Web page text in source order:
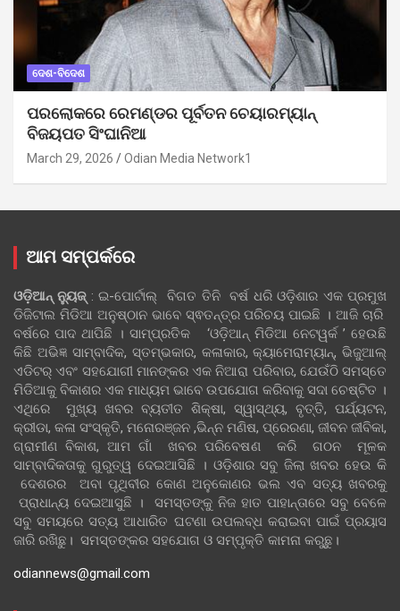
ଦେଶ-ବିଦେଶ
ପରଲୋକରେ ରେମଣ୍ଡର ପୂର୍ବତନ ଚେୟାରମ୍ୟାନ୍
ବିଜୟପତ ସିଂଘାନିଆ
March 29, 2026 Odian Media Network1
ଆମ ସମ୍ପର୍କରେ
ଓଡ଼ିଆନ୍‍ ନ୍ୟୁଜ୍‍: ଇ-ପୋର୍ଟାଲ୍ ବିଗତ ତିନି ବର୍ଷ ଧରି ଓଡ଼ିଶାର ଏକ ପ୍ରମୁଖ
ଡିଜିଟାଲ ମିଡିଆ ଅନୁଷ୍ଠାନ ଭାବେ ସ୍ଵତନ୍ତ୍ର ପରିଚୟ ପାଇଛି । ଆଜି ଚାରି
ବର୍ଷରେ ପାଦ ଥାପିଛି । ସାମ୍ପ୍ରତିକ ‘ଓଡ଼ିଆନ୍‍ ମିଡିଆ ନେଟୱର୍କ ’ ହେଉଛି
କିଛି ଅଭିଜ୍ଞ ସାମ୍ବାଦିକ, ସ୍ତମ୍ଭକାର, କଳାକାର, କ୍ୟାମେରାମ୍ୟାନ୍, ଭିଜୁଆଲ୍
ଏଡିଟର୍ ଏବଂ ସହଯୋଗୀ ମାନଙ୍କର ଏକ ନିଆରା ପରିବାର, ଯେଉଁଠି ସମସ୍ତେ
ମିଡିଆକୁ ବିକାଶର ଏକ ମାଧ୍ୟମ ଭାବେ ଉପଯୋଗ କରିବାକୁ ସଦା ଚେଷ୍ଟିତ ।
ଏଥିରେ ମୁଖ୍ୟ ଖବର ବ୍ୟତୀତ ଶିକ୍ଷା, ସ୍ୱାସ୍ଥ୍ୟ, ବୃତ୍ତି, ପର୍ଯ୍ୟଟନ,
କ୍ରୀଡା, କଳା ସଂସ୍କୃତି, ମନୋରଞ୍ଜନ ,ଭିନ୍ନ ମଣିଷ, ପ୍ରେରଣା, ଜୀବନ ଜୀବିକା,
ଗ୍ରାମୀଣ ବିକାଶ, ଆମ ଗାଁ ଖବର ପରିବେଷଣ କରି ଗଠନ ମୂଳକ
ସାମ୍ବାଦିକତାକୁ ଗୁରୁତ୍ୱ ଦେଇଆସିଛି । ଓଡ଼ିଶାର ସବୁ ଜିଲା ଖବର ହେଉ କି
ଦେଶରର ଅବା ପୃଥିବୀର କୋଣ ଅନୁକୋଣର ଭଲ ଏବ ସତ୍ୟ ଖବରକୁ
ପ୍ରାଧାନ୍ୟ ଦେଇଆସୁଛି । ସମସ୍ତଙ୍କୁ ନିଜ ହାତ ପାହାନ୍ତାରେ ସବୁ ବେଳେ
ସବୁ ସମୟରେ ସତ୍ୟ ଆଧାରିତ ଘଟଣା ଉପଲବ୍ଧ କରାଇବା ପାଇଁ ପ୍ରୟାସ
ଜାରି ରଖିଛୁ। ସମସ୍ତଙ୍କର ସହଯୋଗ ଓ ସମ୍ପୃକ୍ତି କାମନା କରୁଛୁ।
odiannews@gmail.com